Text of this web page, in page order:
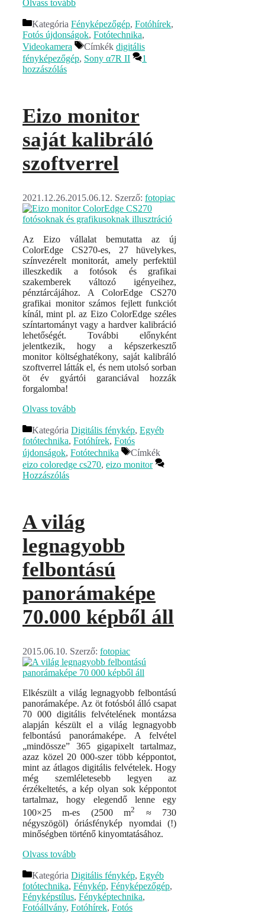
Olvass tovább
Kategória Fényképezőgép, Fotóhírek,
Fotós újdonságok, Fotótechnika,
Videokamera
Címkék digitális
fényképezőgép, Sony α7R II
1
hozzászólás
Eizo monitor
saját kalibráló
szoftverrel
2021.12.26.2015.06.12. Szerző: fotopiac
Az Eizo vállalat bemutatta az új
ColorEdge CS270-es, 27 hüvelykes,
színvezérelt monitorát, amely perfektül
illeszkedik a fotósok és grafikai
szakemberek változó igényeihez,
pénztárcájához. A ColorEdge CS270
grafikai monitor számos fejlett funkciót
kínál, mint pl. az Eizo ColorEdge széles
színtartományt vagy a hardver kalibráció
lehetőségét. További előnyként
jelentkezik, hogy a képszerkesztő
monitor költséghatékony, saját kalibráló
szoftverrel látták el, és nem utolsó sorban
öt év gyártói garanciával hozzák
forgalomba!
Olvass tovább
Kategória Digitális fénykép, Egyéb
fotótechnika, Fotóhírek, Fotós
újdonságok, Fotótechnika
Címkék
eizo coloredge cs270, eizo monitor
Hozzászólás
A világ
legnagyobb
felbontású
panorámaképe
70.000 képből áll
2015.06.10. Szerző: fotopiac
Elkészült a világ legnagyobb felbontású
panorámaképe. Az öt fotósból álló csapat
70 000 digitális felvételének montázsa
alapján készült el a világ legnagyobb
felbontású panorámaképe. A felvétel
„mindössze” 365 gigapixelt tartalmaz,
azaz közel 20 000-szer több képpontot,
mint az átlagos digitális felvételek. Hogy
még szemléletesebb legyen az
érzékeltetés, a kép olyan sok képpontot
tartalmaz, hogy elegendő lenne egy
100×25 m-es (2500 m2
≈ 730
négyszögöl) óriásfénykép nyomdai (!)
minőségben történő kinyomtatásához.
Olvass tovább
Kategória Digitális fénykép, Egyéb
fotótechnika, Fénykép, Fényképezőgép,
Fényképstílus, Fényképtechnika,
Fotóállvány, Fotóhírek, Fotós